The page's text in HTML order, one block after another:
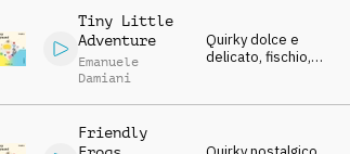
Tiny Little
Adventure
Emanuele
Damiani
Quirky dolce e
delicato, fischio,
giocattolo, nostalgico.
Friendly